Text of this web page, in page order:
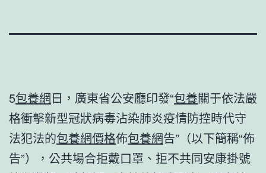
5包養網日，廣東省公安廳印發“包養關于依法嚴
格衝擊新型冠狀病毒沾染肺炎疫情防控時代守
法犯法的包養網價格佈包養網告”（以下簡稱“佈
告”），公共場合拒戴口罩、拒不共同安康掛號